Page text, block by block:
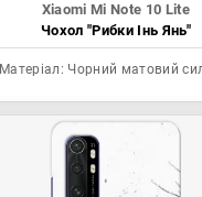
Xiaomi Mi Note 10 Lite
Чохол "Рибки Інь Янь"
Матеріал: Чорний матовий